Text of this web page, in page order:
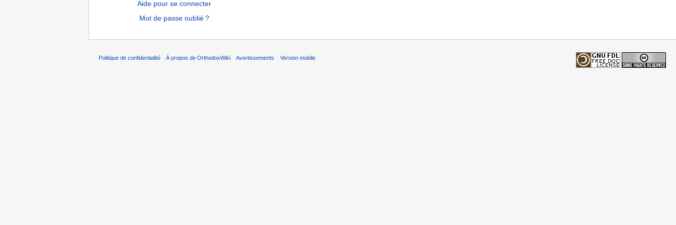
Aide pour se connecter
Mot de passe oublié ?
Politique de confidentialité À propos de OrthodoxWiki Avertissements Version mobile